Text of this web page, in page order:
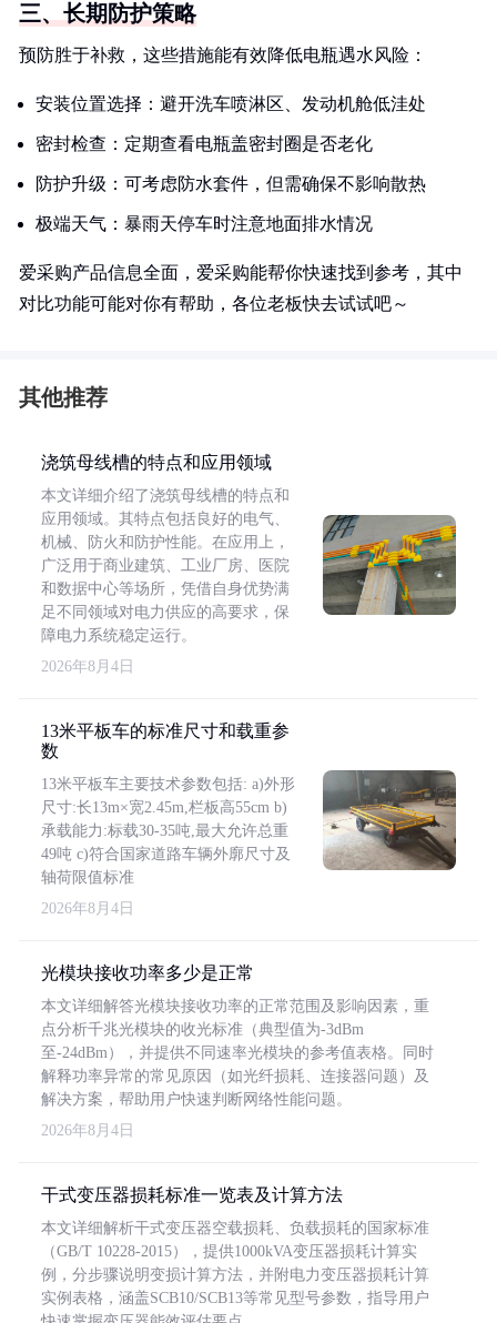
三、长期防护策略
预防胜于补救，这些措施能有效降低电瓶遇水风险：
安装位置选择：避开洗车喷淋区、发动机舱低洼处
密封检查：定期查看电瓶盖密封圈是否老化
防护升级：可考虑防水套件，但需确保不影响散热
极端天气：暴雨天停车时注意地面排水情况
爱采购产品信息全面，爱采购能帮你快速找到参考，其中
对比功能可能对你有帮助，各位老板快去试试吧～
其他推荐
浇筑母线槽的特点和应用领域
本文详细介绍了浇筑母线槽的特点和
应用领域。其特点包括良好的电气、
机械、防火和防护性能。在应用上，
广泛用于商业建筑、工业厂房、医院
和数据中心等场所，凭借自身优势满
足不同领域对电力供应的高要求，保
障电力系统稳定运行。
2026年8月4日
13米平板车的标准尺寸和载重参
数
13米平板车主要技术参数包括: a)外形
尺寸:长13m×宽2.45m,栏板高55cm b)
承载能力:标载30-35吨,最大允许总重
49吨 c)符合国家道路车辆外廓尺寸及
轴荷限值标准
2026年8月4日
光模块接收功率多少是正常
本文详细解答光模块接收功率的正常范围及影响因素，重
点分析千兆光模块的收光标准（典型值为-3dBm
至-24dBm），并提供不同速率光模块的参考值表格。同时
解释功率异常的常见原因（如光纤损耗、连接器问题）及
解决方案，帮助用户快速判断网络性能问题。
2026年8月4日
干式变压器损耗标准一览表及计算方法
本文详细解析干式变压器空载损耗、负载损耗的国家标准
（GB/T 10228-2015），提供1000kVA变压器损耗计算实
例，分步骤说明变损计算方法，并附电力变压器损耗计算
实例表格，涵盖SCB10/SCB13等常见型号参数，指导用户